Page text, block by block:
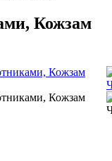
Кожзам